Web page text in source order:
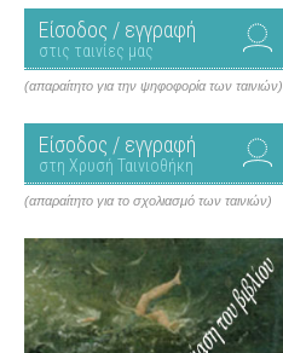
Είσοδος / εγγραφή
στις ταινίες μας
(απαραίτητο για την ψηφοφορία των ταινιών)
Είσοδος / εγγραφή
στη Χρυσή Ταινιοθήκη
(απαραίτητο για το σχολιασμό των ταινιών)